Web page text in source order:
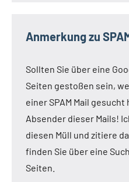
Anmerkung zu
Sollten Sie über eine
Seiten gestoßen sein,
einer SPAM Mail
Absender dieser Mails!
diesen Müll und zitiere
finden Sie über eine
Seiten.